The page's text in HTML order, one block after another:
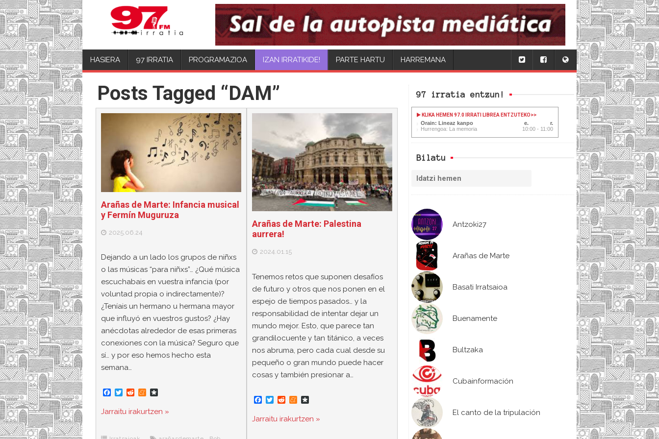
HASIERA 97 IRRATIA PROGRAMAZIOA PARTE HARTU HARREMANA
97 irratia entzun!
KLIKA HEMEN 97.0 IRRATI LIBREA ENTZUTEKO>>
Orain: Lineaz kanpo
Hurrengoa: La memoria
10:00 - 11:00
Bilatu
Antzoki27
Arañas de Marte
Basati Irratsaioa
Buenamente
Bultzaka
Cubainformación
El canto de la tripulación
Posts Tagged “DAM”
Arañas de Marte: Infancia musical
y Fermín Muguruza
2025.06.24
Dejando a un lado los grupos de niñxs
o las músicas “para niñxs”… ¿Qué música
escuchabais en vuestra infancia (por
voluntad propia o indirectamente)?
¿Teníais un hermano u hermana mayor
que influyó en vuestros gustos? ¿Hay
anécdotas alrededor de esas primeras
conexiones con la música? Seguro que
sí… y por eso hemos hecho esta
semana…
F
c
e
T
i
t
R
d
d
M
n
e
a
s
Jarraitu irakurtzen »
Arañas de Marte: Palestina
aurrera!
2024.01.15
Tenemos retos que suponen desafíos
de futuro y otros que nos ponen en el
espejo de tiempos pasados… y la
responsabilidad de intentar dejar un
mundo mejor. Esto, que parece tan
grandilocuente y tan titánico, a veces
nos abruma, pero cada cual desde su
pequeño o gran mundo puede hacer
cosas y también presionar a…
F
c
e
T
i
t
R
d
d
M
n
e
D
a
s
Jarraitu irakurtzen »